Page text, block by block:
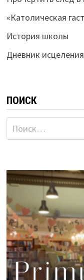
«Католическая
История школы
Дневник исцеления
ПОИСК
Найти: